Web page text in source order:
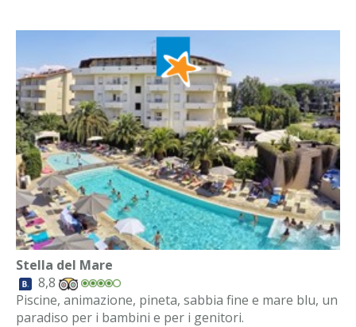
Stella del Mare
8,8
Piscine, animazione, pineta, sabbia fine e mare blu, un
paradiso per i bambini e per i genitori.